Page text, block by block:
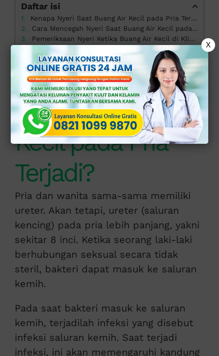
Daftar isi
Kenapa Nyeri Saat Buang Air Kecil pada Pria Terjadi?
Cara Mencegah Nyeri Saat Buang Air Kecil pada Pria
Pemeriksaan Nyeri Ketika Buang Air Kecil di Klinik Apollo
Kenapa Nyeri
Saat Buang Air
Kecil pada Pria
Terjadi?
Pria dan wanita sama-sama memiliki
ureter. Akan tetapi, ureter (saluran
kencing) pada pria lebih panjang, yakni
sekitar 8 inci. Ketika seorang laki-laki
berhubungan seksual secara tidak
steril, bakteri dapat masuk ke saluran
kemih.
Pada saat bakteri masuk ke saluran
kemih, terjadilah infeksi yang disebut
infeksi saluran kemih. Saat terjadi
infeksi, ini akan memengaruhi kandung
X